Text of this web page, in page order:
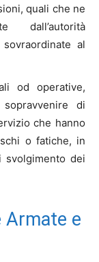
quali che ne
al
od operative,
di
che hanno
o fatiche, in
svolgimento dei
e